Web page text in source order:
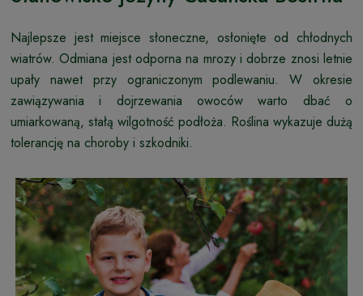
Najlepsze jest miejsce słoneczne, osłonięte od chłodnych
wiatrów. Odmiana jest odporna na mrozy i dobrze znosi letnie
upały nawet przy ograniczonym podlewaniu. W okresie
zawiązywania i dojrzewania owoców warto dbać o
umiarkowaną, stałą wilgotność podłoża. Roślina wykazuje dużą
tolerancję na choroby i szkodniki.